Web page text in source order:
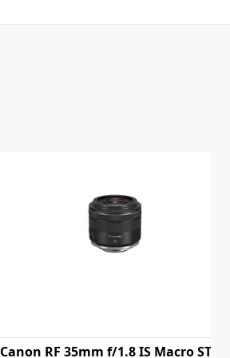
Canon RF 35mm f/1.8 IS Macro STM